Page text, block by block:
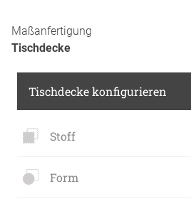
Maßanfertigung
Tischdecke
Tischdecke konfigurieren
Stoff
Form